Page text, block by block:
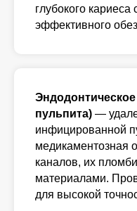
глубокого
эффективного
пульпита) —
инфицированной
медикаментозная
каналов, их
материалами.
для высокой